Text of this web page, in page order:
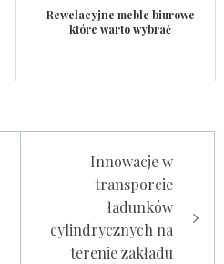
Rewelacyjne meble biurowe
które warto wybrać
Innowacje w
transporcie
ładunków
cylindrycznych na
terenie zakładu